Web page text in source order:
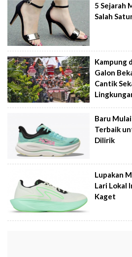
5 Sejarah
Salah
Kampung
Galon
Cantik
Baru
Terbaik
Dilirik
Lupakan
Lari Lokal
Kaget